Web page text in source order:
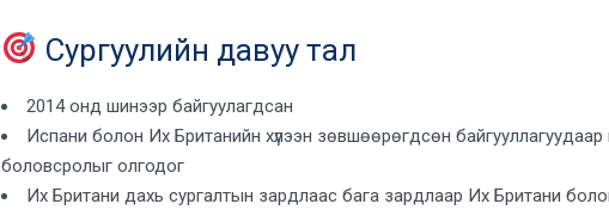
Сургуулийн давуу тал
2014 онд шинээр байгуулагдсан
Испани болон Их Британийн хүлээн зөвшөөрөгдсөн
боловсролыг олгодог
Их Британи дахь сургалтын зардлаас бага зардлаар Их Британи